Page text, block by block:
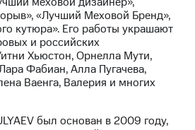
«Лучший Меховой Бренд»,
кутюра». Его работы украшают
и российских
Хьюстон, Орнелла Мути,
Фабиан, Алла Пугачева,
Ваенга, Валерия и многих
был основан в 2009 году,